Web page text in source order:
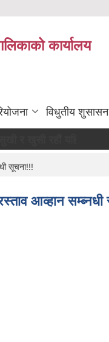
कार्यालय
विधुतीय
सूचना!!!
आव्हान